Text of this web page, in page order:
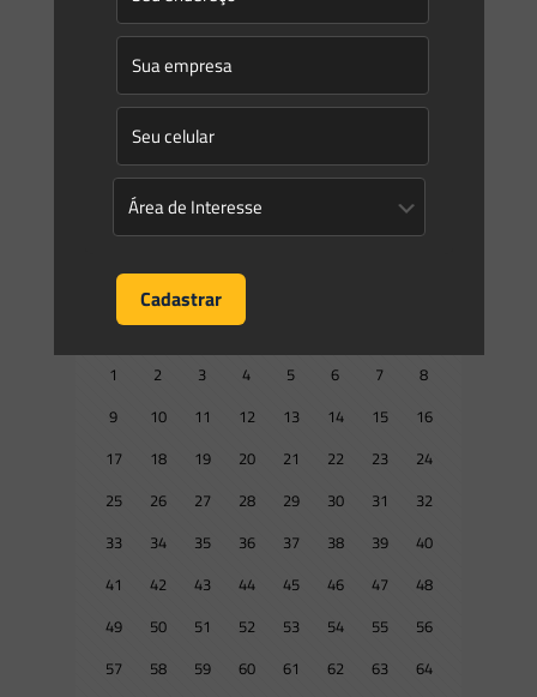
Saes Advogadoson
Novidades | Âmbito Federal
RESOLUÇÃO CONAMA No 491, DE 19 DE NOVEMBRO DE
2018 – Dispõe sobre padrões de qualidade do ar.
1 2 3 4 5 6 7
8
9
10 11 12 13 14 15
16
17
18 19 20 21 22 23
24
25
26 27 28 29 30 31
32
33
34 35 36 37 38 39
40
41
42 43 44 45 46 47
48
49
50 51 52 53 54 55
56
57
58 59 60 61 62 63
64